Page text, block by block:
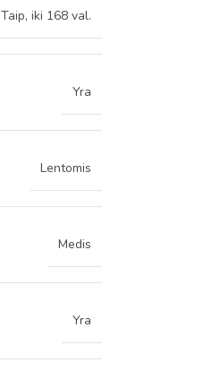
Taip, iki 168 val.
Yra
Lentomis
Medis
Yra